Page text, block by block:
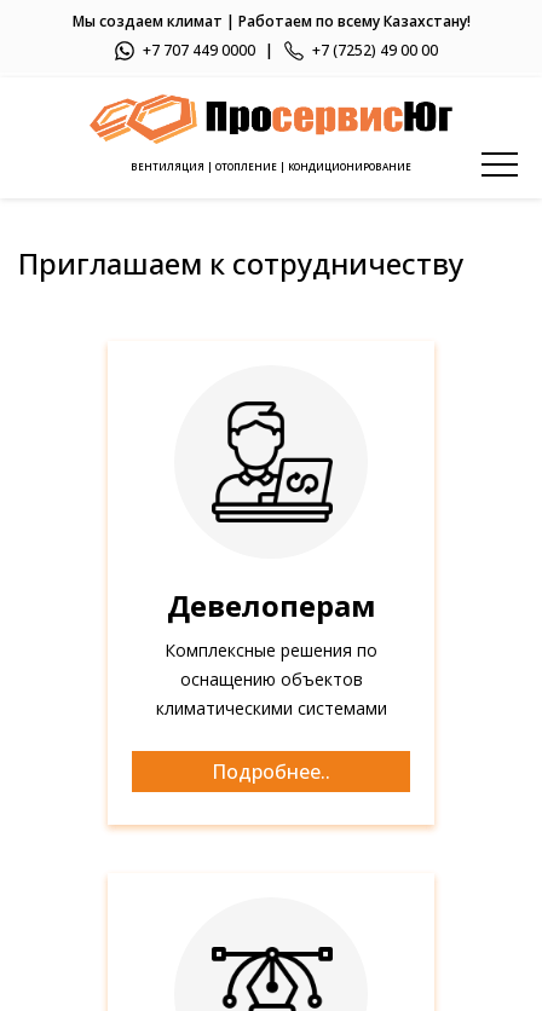
Мы создаем климат | Работаем по всему Казахстану!
+7 707 449 0000 | +7 (7252) 49 00 00
ВЕНТИЛЯЦИЯ | ОТОПЛЕНИЕ | КОНДИЦИОНИРОВАНИЕ
Приглашаем к сотрудничеству
Девелоперам
Девелоперам
Комплексные решения по
оснащению объектов
климатическими системами
Подробнее..